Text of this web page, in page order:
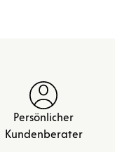
Persönlicher
Kundenberater